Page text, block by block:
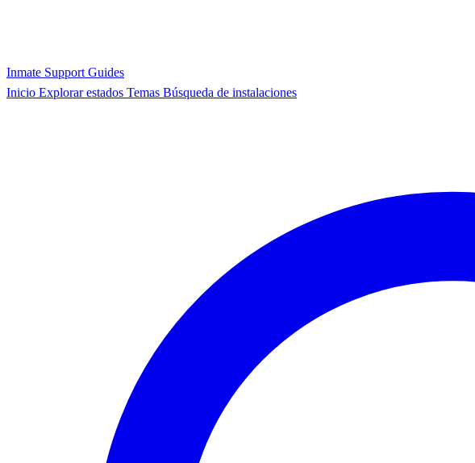
Inmate Support Guides
Inicio Explorar estados Temas Búsqueda de instalaciones